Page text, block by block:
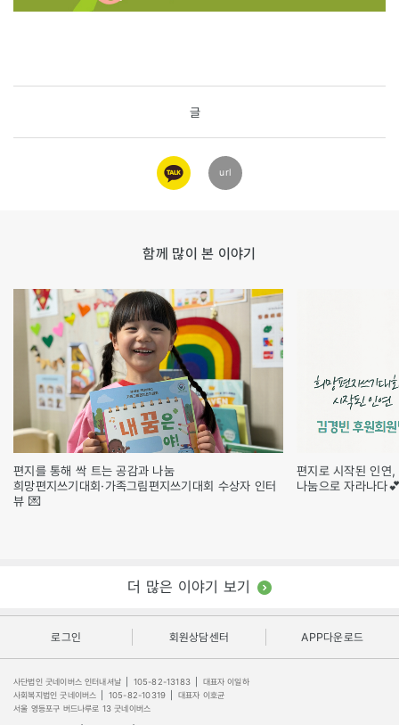
글
카카오
링크
url
함께 많이 본 이야기
편지를 통해 싹 트는 공감과 나눔
희망편지쓰기대회·가족그림편지쓰기대회 수상자 인터
뷰 💌
편지로 시작된 인연,
나눔으로 자라나다
더 많은 이야기 보기
로그인 회원상담센터 APP다운로드
사단법인 굿네이버스 인터내셔날 105-82-13183
대표자 이일하
사회복지법인 굿네이버스
105-82-10319
대표자 이호균
서울 영등포구 버드나루로 13 굿네이버스